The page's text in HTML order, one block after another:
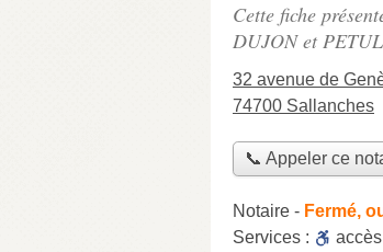
Cette fiche
DUJON et
32 avenue de
74700 Sallanches
📞 Appeler ce
Notaire - Fermé,
Services :
accès